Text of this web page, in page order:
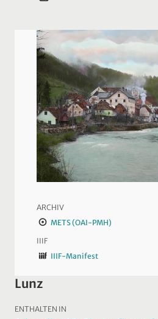
ARCHIV
METS (OAI-PMH)
IIIF
IIIF-Manifest
Lunz
ENTHALTEN IN